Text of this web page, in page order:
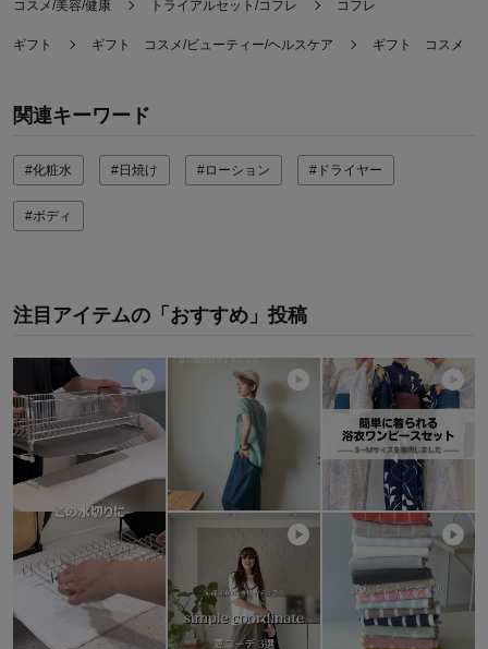
コスメ/美容/健康 トライアルセット/コフレ コフレ
ギフト ギフト コスメ/ビューティー/ヘルスケア ギフト コスメ
関連キーワード
#化粧水 #日焼け #ローション #ドライヤー
#ボディ
注目アイテムの「おすすめ」投稿